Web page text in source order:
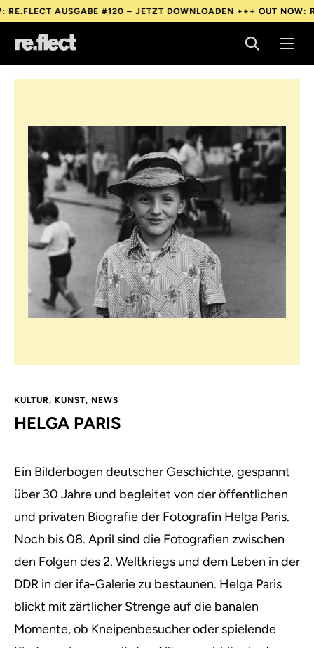
AUSGABE #120 – JETZT DOWNLOADEN +++OUT NOW:
AUSGABE #120 – JETZT DOWNLOADEN +++
KULTUR, KUNST, NEWS
HELGA PARIS
Ein Bilderbogen deutscher Geschichte, gespannt
über 30 Jahre und begleitet von der öffentlichen
und privaten Biografie der Fotografin Helga Paris.
Noch bis 08. April sind die Fotografien zwischen
den Folgen des 2. Weltkriegs und dem Leben in der
DDR in der ifa-Galerie zu bestaunen. Helga Paris
blickt mit zärtlicher Strenge auf die banalen
Momente, ob Kneipenbesucher oder spielende